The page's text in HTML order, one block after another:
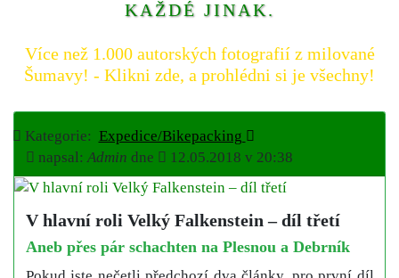
KAŽDÉ JINAK.
Více než 1.000 autorských fotografií z milované
Šumavy! - Klikni zde, a prohlédni si je všechny!
Kategorie: Expedice/Bikepacking
napsal:Admin dne 12.05.2018 v 20:38
V hlavní roli Velký Falkenstein – díl třetí
Aneb přes pár schachten na Plesnou a Debrník